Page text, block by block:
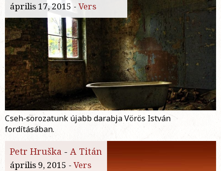
április 17, 2015 - Vers
Cseh-sorozatunk újabb darabja Vörös István
fordításában.
Petr Hruška - A Titán
április 9, 2015 - Vers